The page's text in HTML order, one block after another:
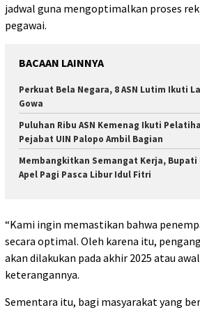
jadwal guna mengoptimalkan proses
pegawai.
BACAAN LAINNYA
Perkuat Bela Negara, 8 ASN Lutim Ikuti
Gowa
Puluhan Ribu ASN Kemenag Ikuti
Pejabat UIN Palopo Ambil Bagian
Membangkitkan Semangat Kerja, Bupati
Apel Pagi Pasca Libur Idul Fitri
“Kami ingin memastikan bahwa
secara optimal. Oleh karena itu,
akan dilakukan pada akhir 2025 atau
keterangannya.
Sementara itu, bagi masyarakat yang